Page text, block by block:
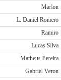
Marlon
L. Daniel Romero
Ramiro
Lucas Silva
Matheus Pereira
Gabriel Veron